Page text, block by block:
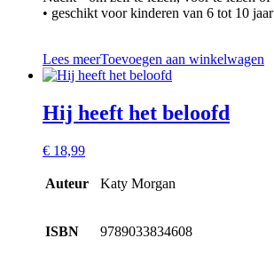
• geschikt voor kinderen van 6 tot 10 jaar
Lees meerToevoegen aan winkelwagen
Hij heeft het beloofd
€ 18,99
Auteur Katy Morgan
ISBN 9789033834608